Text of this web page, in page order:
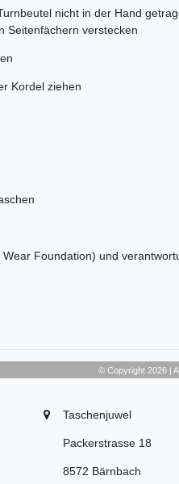
nicht in der Hand
Seitenfächern verstecken
Kordel ziehen
Foundation) und
© Copyright 2026 |
Taschenjuwel
Packerstrasse 18
8572 Bärnbach